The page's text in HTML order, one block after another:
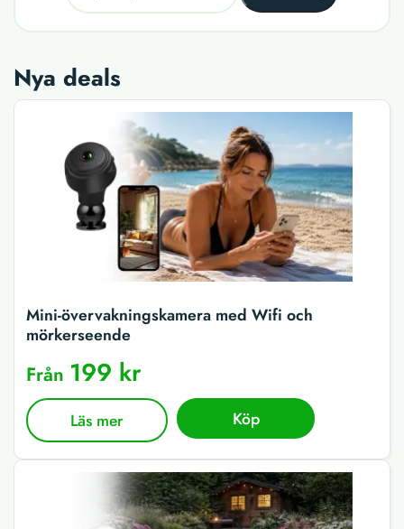
Nya deals
Mini-övervakningskamera med Wifi och
mörkerseende
Från 199 kr
Läs mer Köp